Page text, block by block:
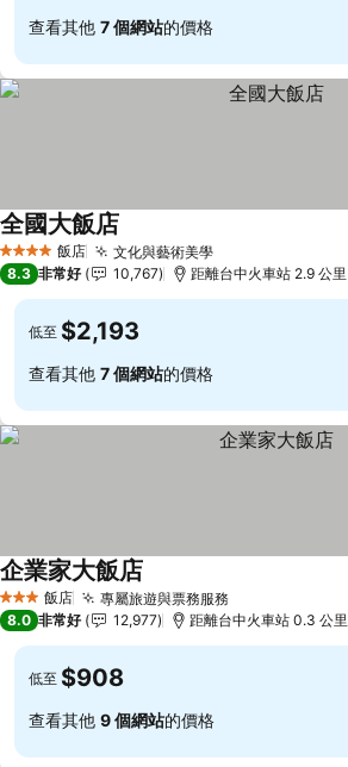
查看其他 7 個網站的價格
4 星級 飯店 文化與藝術美學查看價格
全國大飯店
8.3 非常好 10,767 距離台中火車站 2.9 公里
低至 $2,193
查看其他 7 個網站的價格
3 星級 飯店 專屬旅遊與票務服務
企業家大飯店
8.0 非常好 12,977 距離台中火車站 0.3 公里
低至 $908
查看其他 9 個網站的價格